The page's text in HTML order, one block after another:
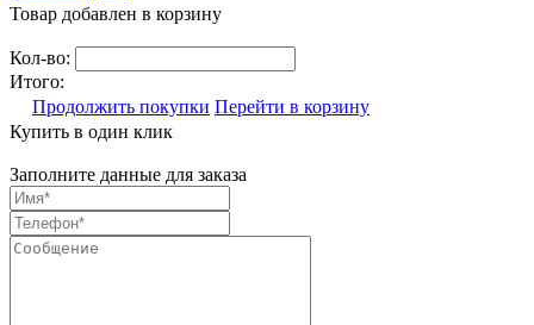
Товар добавлен в корзину
Кол-во:
Итого:
Продолжить покупки Перейти в корзину
Купить в один клик
Заполните данные для заказа